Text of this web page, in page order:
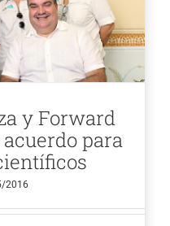
y Forward
para
2016